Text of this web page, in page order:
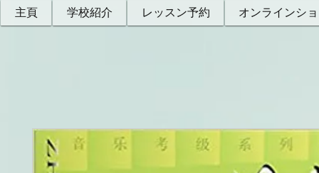
主頁 学校紹介 レッスン予約 オンラインシ